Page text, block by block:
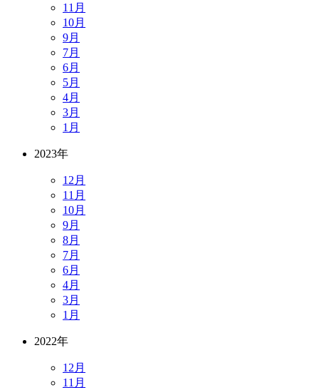
11月
10月
9月
7月
6月
5月
4月
3月
1月
2023年
12月
11月
10月
9月
8月
7月
6月
4月
3月
1月
2022年
12月
11月